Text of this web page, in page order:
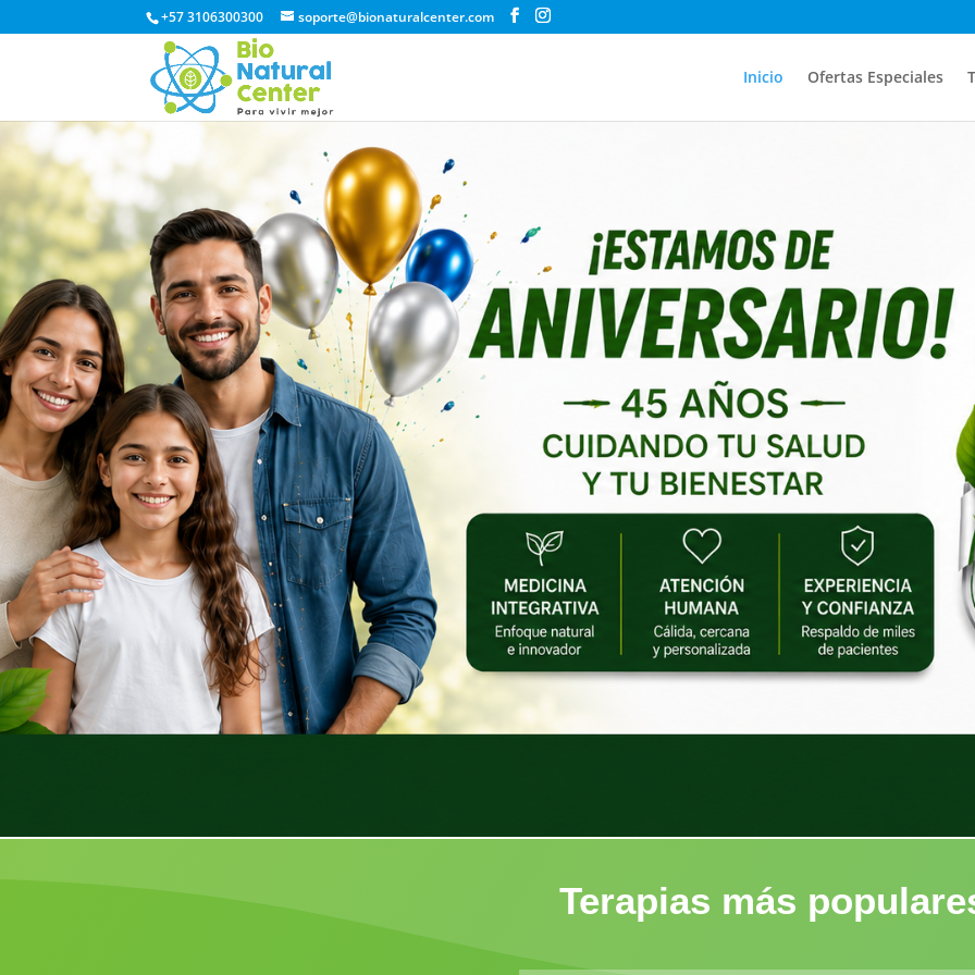
+57 3106300300 soporte@bionaturalcenter.com
Inicio Ofertas Especiales
Terapias más